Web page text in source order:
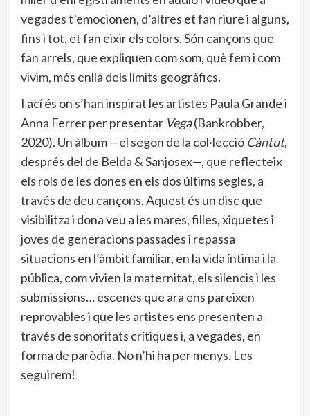
vegades t’emocionen, d’altres et fan riure i alguns,
fins i tot, et fan eixir els colors. Són cançons que
fan arrels, que expliquen com som, què fem i com
vivim, més enllà dels límits geogràfics.
I ací és on s’han inspirat les artistes Paula Grande i
Anna Ferrer per presentar Vega(Bankrobber,
2020). Un àlbum —el segon de la col·lecció Càntut,
després del de Belda & Sanjosex—, que reflecteix
els rols de les dones en els dos últims segles, a
través de deu cançons. Aquest és un disc que
visibilitza i dona veu a les mares, filles, xiquetes i
joves de generacions passades i repassa
situacions en l’àmbit familiar, en la vida íntima i la
pública, com vivien la maternitat, els silencis i les
submissions… escenes que ara ens pareixen
reprovables i que les artistes ens presenten a
través de sonoritats crítiques i, a vegades, en
forma de paròdia. No n’hi ha per menys. Les
seguirem!